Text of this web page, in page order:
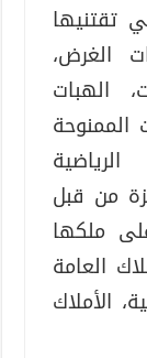
تقتنيها
الغرض،
الهبات
الممنوحة
من قبل
ملكها
العامة
الأملاك